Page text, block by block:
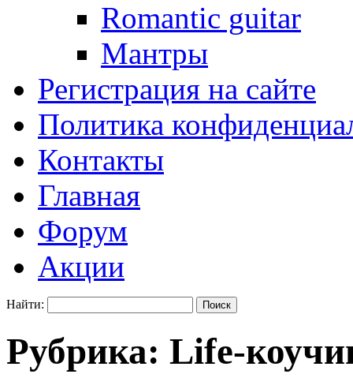
Romantic guitar
Мантры
Регистрация на сайте
Политика
Контакты
Главная
Форум
Акции
Найти:
Рубрика: Life-